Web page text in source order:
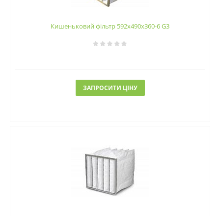
Кишеньковий фільтр 592х490х360-6 G3
ЗАПРОСИТИ ЦІНУ